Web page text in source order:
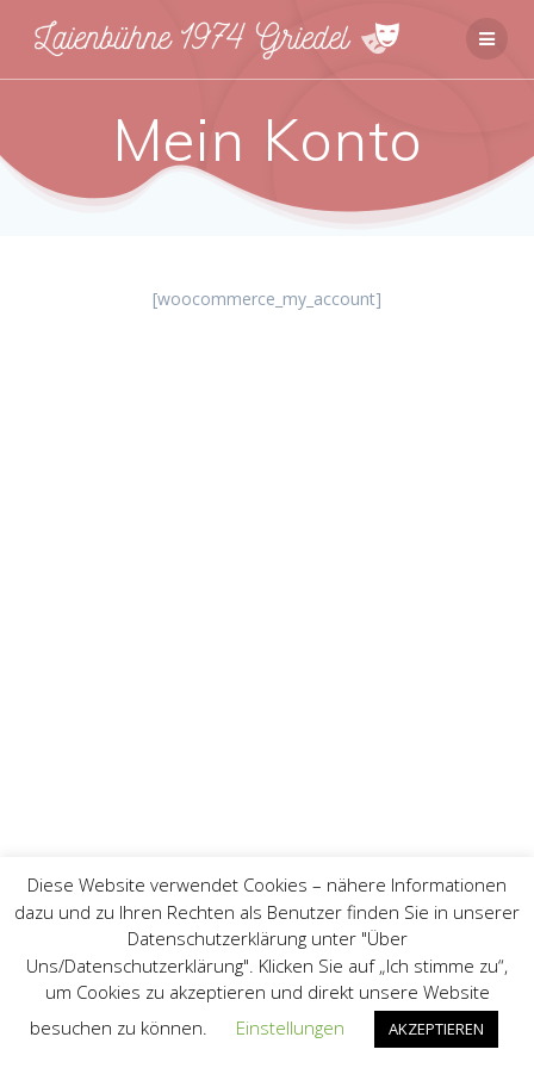
Inhalt
springen
Mein Konto
[woocommerce_my_account]
Diese Website verwendet Cookies – nähere Informationen
dazu und zu Ihren Rechten als Benutzer finden Sie in unserer
Datenschutzerklärung unter "Über
Uns/Datenschutzerklärung". Klicken Sie auf „Ich stimme zu“,
um Cookies zu akzeptieren und direkt unsere Website
besuchen zu können.
Einstellungen AKZEPTIEREN